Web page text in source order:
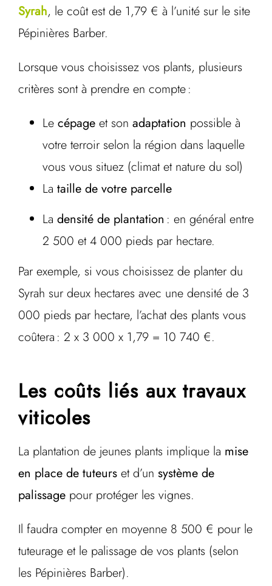
Syrah, le coût est de 1,79 € à l’unité sur le site
Pépinières Barber.
Lorsque vous choisissez vos plants, plusieurs
critères sont à prendre en compte :
Le cépage et son adaptation possible à
votre terroir selon la région dans laquelle
vous vous situez (climat et nature du sol)
La taille de votre parcelle
La densité de plantation : en général entre
2 500 et 4 000 pieds par hectare.
Par exemple, si vous choisissez de planter du
Syrah sur deux hectares avec une densité de 3
000 pieds par hectare, l’achat des plants vous
coûtera : 2 x 3 000 x 1,79 = 10 740 €.
Les coûts liés aux travaux
viticoles
La plantation de jeunes plants implique la mise
en place de tuteurs et d’un système de
palissage pour protéger les vignes.
Il faudra compter en moyenne 8 500 € pour le
tuteurage et le palissage de vos plants (selon
les Pépinières Barber).